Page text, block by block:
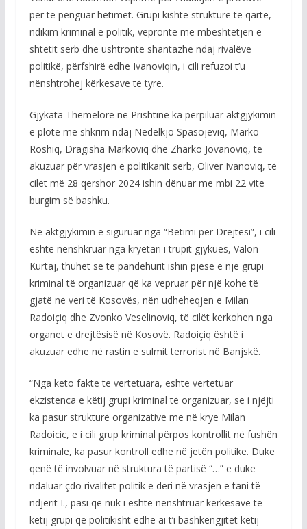
për të penguar hetimet. Grupi kishte strukturë të qartë,
ndikim kriminal e politik, vepronte me mbështetjen e
shtetit serb dhe ushtronte shantazhe ndaj rivalëve
politikë, përfshirë edhe Ivanoviqin, i cili refuzoi t’u
nënshtrohej kërkesave të tyre.
Gjykata Themelore në Prishtinë ka përpiluar aktgjykimin
e plotë me shkrim ndaj Nedelkjo Spasojeviq, Marko
Roshiq, Dragisha Markoviq dhe Zharko Jovanoviq, të
akuzuar për vrasjen e politikanit serb, Oliver Ivanoviq, të
cilët më 28 qershor 2024 ishin dënuar me mbi 22 vite
burgim së bashku.
Në aktgjykimin e siguruar nga “Betimi për Drejtësi”, i cili
është nënshkruar nga kryetari i trupit gjykues, Valon
Kurtaj, thuhet se të pandehurit ishin pjesë e një grupi
kriminal të organizuar që ka vepruar për një kohë të
gjatë në veri të Kosovës, nën udhëheqjen e Milan
Radoiçiq dhe Zvonko Veselinoviq, të cilët kërkohen nga
organet e drejtësisë në Kosovë. Radoiçiq është i
akuzuar edhe në rastin e sulmit terrorist në Banjskë.
“Nga këto fakte të vërtetuara, është vërtetuar
ekzistenca e këtij grupi kriminal të organizuar, se i njëjti
ka pasur strukturë organizative me në krye Milan
Radoicic, e i cili grup kriminal përpos kontrollit në fushën
kriminale, ka pasur kontroll edhe në jetën politike. Duke
qenë të involvuar në struktura të partisë “…” e duke
ndaluar çdo rivalitet politik e deri në vrasjen e tani të
ndjerit I., pasi që nuk i është nënshtruar kërkesave të
këtij grupi që politikisht edhe ai t’i bashkëngjitet këtij